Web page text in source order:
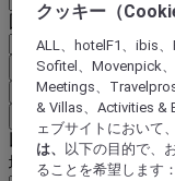
国/地域 - 言語
国と言語を確定
EUR (€)
戻る
以下で通貨を選択
地域
クッキー（
ALL、hotelF1、ibis、
Sofitel、Movenpick
Meetings、
& Villas、Activities &
ェブサイトにおいて
は、
以下の目的で、
ることを希望します